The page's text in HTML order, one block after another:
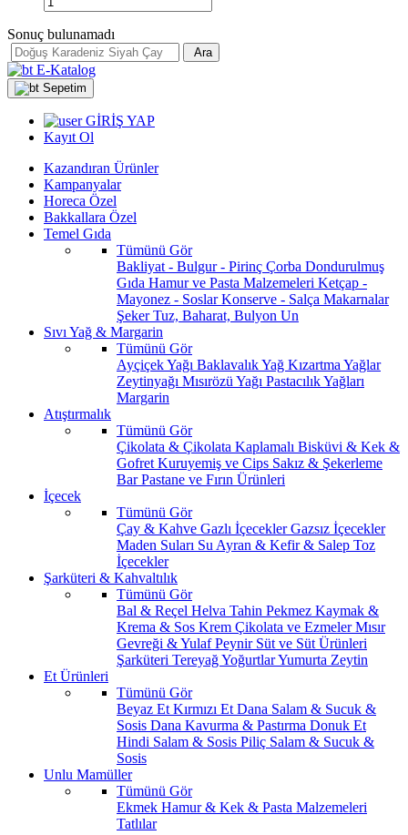
Sonuç bulunamadı
Ara
E-Katalog
Sepetim
GİRİŞ YAP
Kayıt Ol
Kazandıran Ürünler
Kampanyalar
Horeca Özel
Bakkallara Özel
Temel Gıda
Tümünü Gör
Bakliyat - Bulgur - Pirinç Çorba Dondurulmuş
Gıda Hamur ve Pasta Malzemeleri Ketçap -
Mayonez - SoslarKonserve - Salça Makarnalar
ŞekerTuz, Baharat, Bulyon Un
Sıvı Yağ & Margarin
Tümünü Gör
Ayçiçek Yağı Baklavalık Yağ Kızartma Yağlar
Zeytinyağı Mısırözü Yağı Pastacılık Yağları
Margarin
Atıştırmalık
Tümünü Gör
Çikolata & Çikolata Kaplamalı Bisküvi & Kek &
Gofret Kuruyemiş ve Cips Sakız & Şekerleme
BarPastane ve Fırın Ürünleri
İçecek
Tümünü Gör
Çay & Kahve Gazlı İçeceklerGazsız İçecekler
Maden Suları Su Ayran & Kefir & Salep Toz
İçecekler
Şarküteri & Kahvaltılık
Tümünü Gör
Bal & Reçel Helva Tahin Pekmez Kaymak &
Krema & Sos Krem Çikolata ve EzmelerMısır
Gevreği & YulafPeynir Süt ve Süt Ürünleri
Şarküteri TereyağYoğurtlarYumurta Zeytin
Et Ürünleri
Tümünü Gör
Beyaz Et Kırmızı Et Dana Salam & Sucuk &
Sosis Dana Kavurma & Pastırma Donuk Et
Hindi Salam & Sosis Piliç Salam & Sucuk &
Sosis
Unlu Mamüller
Tümünü Gör
Ekmek Hamur & Kek & Pasta Malzemeleri
Tatlılar